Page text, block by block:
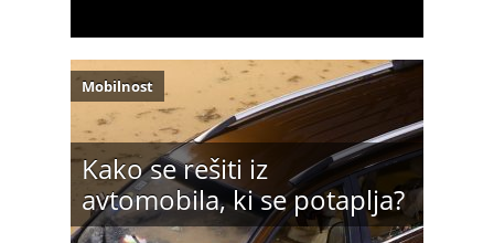
Kako se rešiti iz
avtomobila, ki se potaplja?
Mobilnost